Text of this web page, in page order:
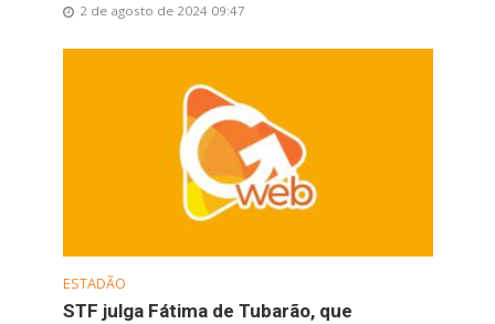
2 de agosto de 2024 09:47
ESTADÃO
STF julga Fátima de Tubarão, que